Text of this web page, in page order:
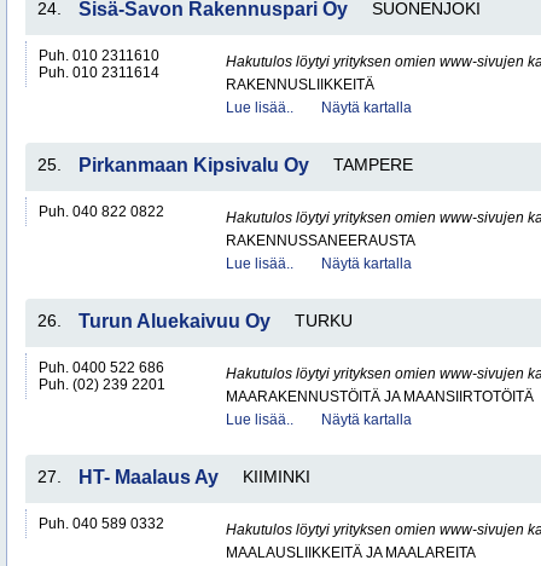
24. Sisä-Savon Rakennuspari Oy SUONENJOKI
Puh. 010 2311610
Puh. 010 2311614
Hakutulos löytyi yrityksen omien www-sivujen
RAKENNUSLIIKKEITÄ
Lue lisää..
Näytä kartalla
25. Pirkanmaan Kipsivalu Oy TAMPERE
Puh. 040 822 0822
Hakutulos löytyi yrityksen omien www-sivujen
RAKENNUSSANEERAUSTA
Lue lisää..
Näytä kartalla
26. Turun Aluekaivuu Oy TURKU
Puh. 0400 522 686
Puh. (02) 239 2201
Hakutulos löytyi yrityksen omien www-sivujen
MAARAKENNUSTÖITÄ JA MAANSIIRTOTÖITÄ
Lue lisää..
Näytä kartalla
27. HT- Maalaus Ay KIIMINKI
Puh. 040 589 0332
Hakutulos löytyi yrityksen omien www-sivujen
MAALAUSLIIKKEITÄ JA MAALAREITA